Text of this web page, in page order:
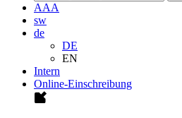
AAA
sw
de
DE
EN
Intern
Online-Einschreibung